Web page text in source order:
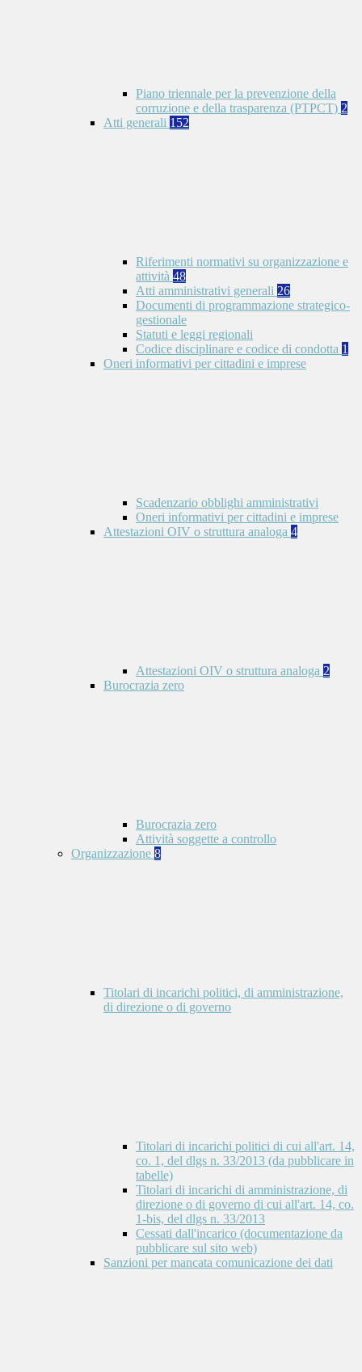
Piano triennale per la prevenzione della
corruzione e della trasparenza (PTPCT) 2
Atti generali 152
Riferimenti normativi su organizzazione e
attività 48
Atti amministrativi generali 26
Documenti di programmazione strategico-
gestionale
Statuti e leggi regionali
Codice disciplinare e codice di condotta 1
Oneri informativi per cittadini e imprese
Scadenzario obblighi amministrativi
Oneri informativi per cittadini e imprese
Attestazioni OIV o struttura analoga 4
Attestazioni OIV o struttura analoga 2
Burocrazia zero
Burocrazia zero
Attività soggette a controllo
Organizzazione 8
Titolari di incarichi politici, di amministrazione,
di direzione o di governo
Titolari di incarichi politici di cui all'art. 14,
co. 1, del dlgs n. 33/2013 (da pubblicare in
tabelle)
Titolari di incarichi di amministrazione, di
direzione o di governo di cui all'art. 14, co.
1-bis, del dlgs n. 33/2013
Cessati dall'incarico (documentazione da
pubblicare sul sito web)
Sanzioni per mancata comunicazione dei dati